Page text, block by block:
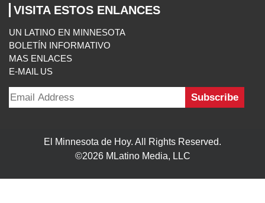
©2026 MLatino Media, LLC